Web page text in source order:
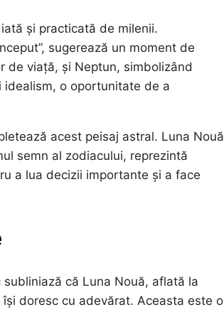
și practicată de milenii.
sugerează un moment de
de viață, și Neptun, simbolizând
idealism, o oportunitate de a
acest peisaj astral. Luna Nouă
semn al zodiacului, reprezintă
a lua decizii importante și a face
că Luna Nouă, aflată la
doresc cu adevărat. Aceasta este o